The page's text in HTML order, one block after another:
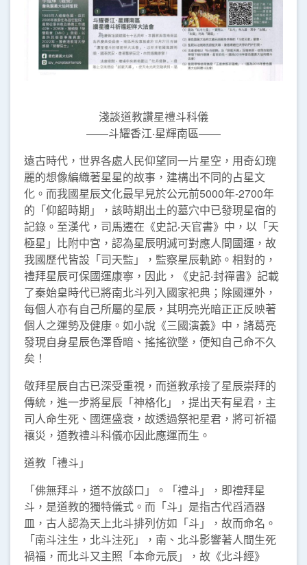
淺談道教讚星禮斗科儀
——斗耀香江‧星輝南區——
遠古時代，世界各處人民仰望同一片星空，用奇幻瑰
麗的想像編織著星星的故事，建構出不同的占星文
化。而我國星辰文化最早見於公元前5000年-2700年
的「仰韶時期」，該時期出土的墓穴中已發現星宿的
記錄。至漢代，司馬遷在《史記‧天官書》中，以「天
極星」比附中宮，認為星辰明滅可對應人間國運，故
我國歷代皆設「司天監」，監察星辰軌跡。相對的，
禮拜星辰可保國運康寧，因此，《史記‧封禪書》記載
了秦始皇時代已將南北斗列入國家祀典；除國運外，
每個人亦有自己所屬的星辰，其明亮光暗正正反映著
個人之運勢及健康。如小說《三國演義》中，諸葛亮
發現自身星辰色澤昏暗、搖搖欲墜，便知自己命不久
矣！
敬拜星辰自古已深受重視，而道教承接了星辰崇拜的
傳統，進一步將星辰「神格化」，提出天有星君，主
司人命生死、國運盛衰，故透過祭祀星君，將可祈福
禳災，道教禮斗科儀亦因此應運而生。
道教「禮斗」
「佛無拜斗，道不放燄口」。「禮斗」，即禮拜星
斗，是道教的獨特儀式。而「斗」是指古代舀酒器
皿，古人認為天上北斗排列仿如「斗」，故而命名。
「南斗注生，北斗注死」，南、北斗影響著人間生死
禍福，而北斗又主照「本命元辰」，故《北斗經》